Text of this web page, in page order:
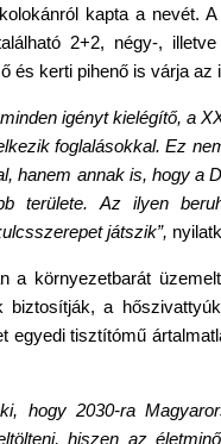
kapta a nevét.
2+2, négy-,
és kerti pihenő is várja az
igényt kielégítő, a
foglalásokkal. Ez
hanem annak is, hogy a
területe. Az ilyen
játszik”,
a környezetbarát
biztosítják, a
egyedi tisztítómű
hogy 2030-ra
hiszen az